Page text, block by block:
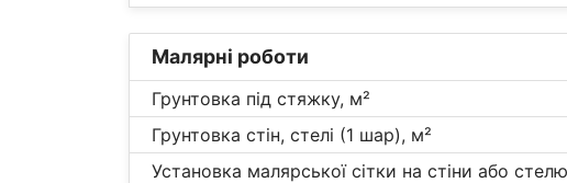
Малярні роботи
Грунтовка під стяжку, м²
Грунтовка стін, стелі (1 шар), м²
Установка малярської сітки на стіни або